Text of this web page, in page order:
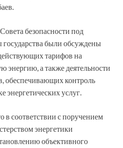
безопасности под
государства были обсуждены
тарифов на
энергию, а также деятельности
обеспечивающих контроль
энергетических услуг.
в соответствии с поручением
энергетики
объективного